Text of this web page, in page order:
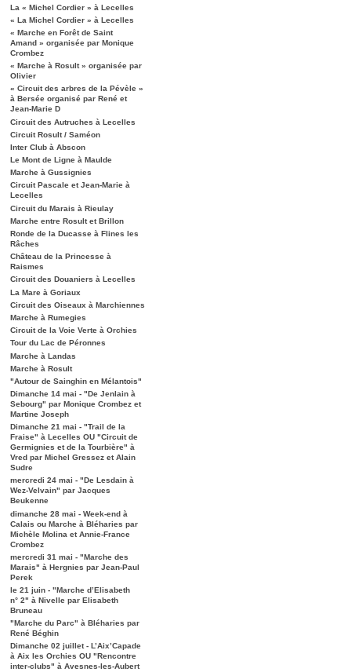
La « Michel Cordier » à Lecelles
« La Michel Cordier » à Lecelles
« Marche en Forêt de Saint
Amand » organisée par Monique
Crombez
« Marche à Rosult » organisée par
Olivier
« Circuit des arbres de la Pévèle »
à Bersée organisé par René et
Jean-Marie D
Circuit des Autruches à Lecelles
Circuit Rosult / Saméon
Inter Club à Abscon
Le Mont de Ligne à Maulde
Marche à Gussignies
Circuit Pascale et Jean-Marie à
Lecelles
Circuit du Marais à Rieulay
Marche entre Rosult et Brillon
Ronde de la Ducasse à Flines les
Râches
Château de la Princesse à
Raismes
Circuit des Douaniers à Lecelles
La Mare à Goriaux
Circuit des Oiseaux à Marchiennes
Marche à Rumegies
Circuit de la Voie Verte à Orchies
Tour du Lac de Péronnes
Marche à Landas
Marche à Rosult
"Autour de Sainghin en Mélantois"
Dimanche 14 mai - "De Jenlain à
Sebourg" par Monique Crombez et
Martine Joseph
Dimanche 21 mai - "Trail de la
Fraise" à Lecelles OU "Circuit de
Germignies et de la Tourbière" à
Vred par Michel Gressez et Alain
Sudre
mercredi 24 mai - "De Lesdain à
Wez-Velvain" par Jacques
Beukenne
dimanche 28 mai - Week-end à
Calais ou Marche à Bléharies par
Michèle Molina et Annie-France
Crombez
mercredi 31 mai - "Marche des
Marais" à Hergnies par Jean-Paul
Perek
le 21 juin - "Marche d’Elisabeth
n° 2" à Nivelle par Elisabeth
Bruneau
"Marche du Parc" à Bléharies par
René Béghin
Dimanche 02 juillet - L’Aix’Capade
à Aix les Orchies OU "Rencontre
inter-clubs" à Avesnes-les-Aubert